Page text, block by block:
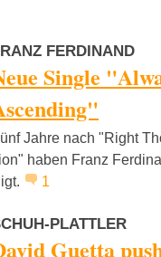
FERDINAND
Single
Jahre nach "Right
haben Franz
1
PLATTLER
Guetta